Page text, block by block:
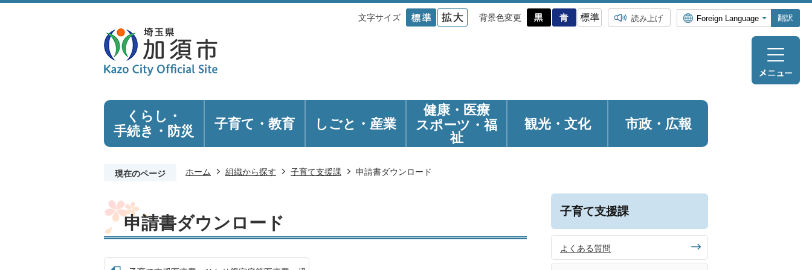
文字サイズ 背景色変更 読み上げ 翻訳
くらし・
手続き ・防災 子育て・教育 しごと・産業
健康・医療
スポーツ・福
祉
観光・ 文化 市政・広報
現在のページ ホーム 組織から探す 子育て支援課 申請書ダウンロード
申請書ダウンロード
子育て支援課
よくある質問